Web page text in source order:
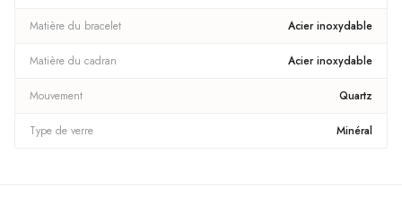
Matière du bracelet Acier inoxydable
Matière du cadran Acier inoxydable
Mouvement Quartz
Type de verre Minéral